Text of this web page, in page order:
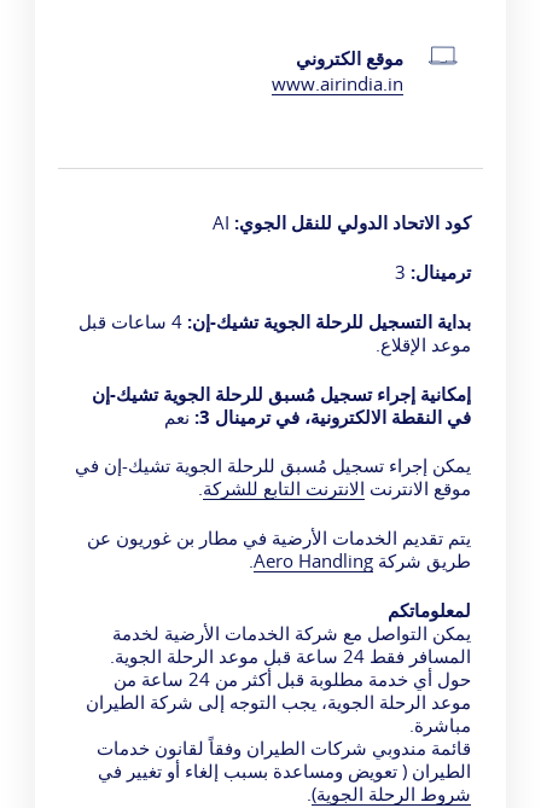
موقع الكتروني
www.airindia.in
كود الاتحاد الدولي للنقل الجوي:
ترمينال: 3
بداية التسجيل للرحلة الجوية تشيك-إن:
4 ساعات قبل
موعد الإقلاع.
إمكانية إجراء تسجيل مُسبق للرحلة الجوية تشيك-إن
في النقطة الالكترونية، في ترمينال 3:
نعم
يمكن إجراء تسجيل مُسبق للرحلة الجوية تشيك-إن في
موقع الانترنت الانترنت التابع للشركة.
يتم تقديم الخدمات الأرضية في مطار بن غوريون عن
طريق شركةAero Handling
.
لمعلوماتكم
يمكن التواصل مع شركة الخدمات الأرضية لخدمة
المسافر فقط 24 ساعة قبل موعد الرحلة الجوية.
حول أي خدمة مطلوبة قبل أكثر من 24 ساعة من
موعد الرحلة الجوية، يجب التوجه إلى شركة الطيران
مباشرة.
قائمة مندوبي شركات الطيران وفقاً لقانون خدمات
الطيران ( تعويض ومساعدة بسبب إلغاء أو تغيير في
شروط الرحلة الجوية).